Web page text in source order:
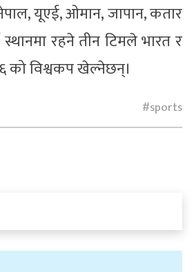
यूएई, ओमान, जापान, कतार
रहने तीन टिमले भारत र
को विश्वकप खेल्नेछन्।
sports